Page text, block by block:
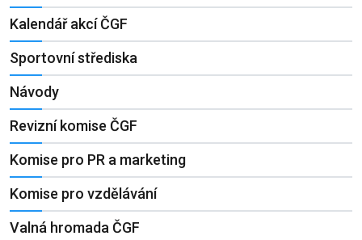
Kalendář akcí ČGF
Sportovní střediska
Návody
Revizní komise ČGF
Komise pro PR a marketing
Komise pro vzdělávání
Valná hromada ČGF